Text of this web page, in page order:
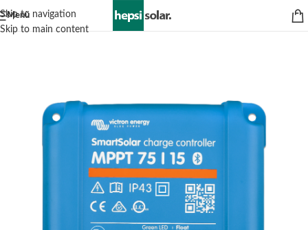
Skip to navigation
Skip to main content
Menü